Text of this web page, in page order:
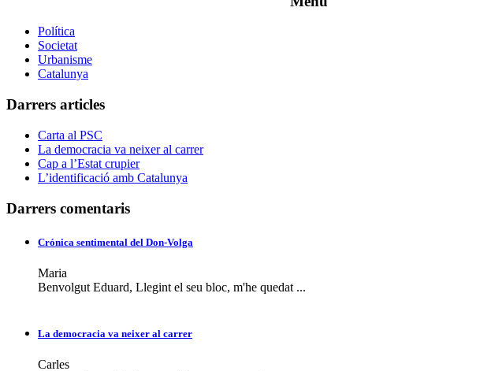
Política
Societat
Urbanisme
Catalunya
Darrers articles
Carta al PSC
La democracia va neixer al carrer
Cap a l’Estat crupier
L’identificació amb Catalunya
Darrers comentaris
Crónica sentimental del Don-Volga
Maria
Benvolgut Eduard, Llegint el seu bloc, m'he quedat ...
La democracia va neixer al carrer
Carles